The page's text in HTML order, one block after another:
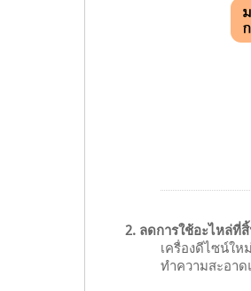
2. ลดการใช้อะไหล่ที่
เครื่องดีไซน์ให
ทำความสะอาด